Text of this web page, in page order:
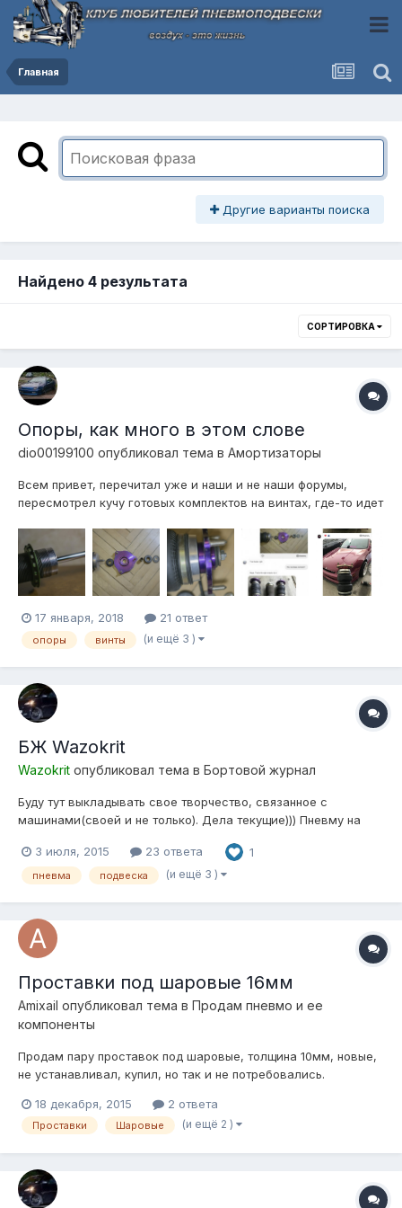
Главная
Другие варианты поиска
Найдено 4 результата
СОРТИРОВКА
Опоры, как много в этом слове
dio00199100 опубликовал тема в Амортизаторы
Всем привет, перечитал уже и наши и не наши форумы,
пересмотрел кучу готовых комплектов на винтах, где-то идет
на резинках нет зазора между опорой и самой подушкой, т.е.
вообще нет зазора. Ну думал я это будет не так скоро как
мне на...
17 января, 2018 21 ответ
опоры винты (и ещё 3 )
БЖ Wazokrit
Wazokrit опубликовал тема в Бортовой журнал
Буду тут выкладывать свое творчество, связанное с
машинами(своей и не только). Дела текущие))) Пневму на
результат.
3 июля, 2015 23 ответа 1
пневма подвеска (и ещё 3 )
Проставки под шаровые 16мм
Amixail опубликовал тема в Продам пневмо и ее
компоненты
Продам пару проставок под шаровые, толщина 10мм, новые,
не устанавливал, купил, но так и не потребовались.
18 декабря, 2015
2 ответа
Проставки Шаровые (и ещё 2 )